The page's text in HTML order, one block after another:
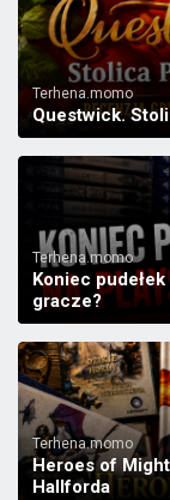
Terhena.momo
Questwick.
Terhena.momo
Koniec
gracze?
Terhena.momo
Heroes of
Hallforda